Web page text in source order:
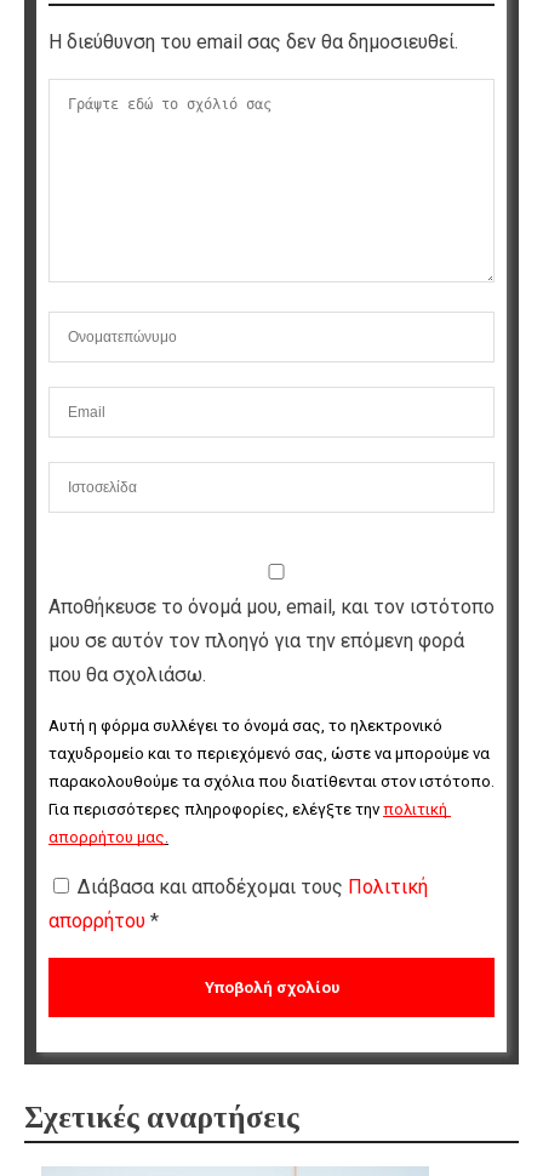
Η διεύθυνση του email σας δεν θα δημοσιευθεί.
Αποθήκευσε το όνομά μου, email, και τον ιστότοπο
μου σε αυτόν τον πλοηγό για την επόμενη φορά
που θα σχολιάσω.
Αυτή η φόρμα συλλέγει το όνομά σας, το ηλεκτρονικό
ταχυδρομείο και το περιεχόμενό σας, ώστε να μπορούμε να
παρακολουθούμε τα σχόλια που διατίθενται στον ιστότοπο.
Για περισσότερες πληροφορίες, ελέγξτε την πολιτική
απορρήτου μας
Διάβασα και αποδέχομαι τους Πολιτική
απορρήτου *
Σχετικές αναρτήσεις